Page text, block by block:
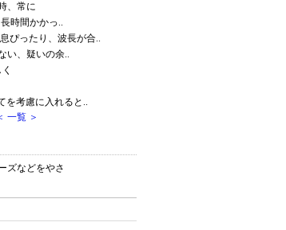
、常に
時間かかっ..
息ぴったり、波長が合..
い、疑いの余..
を考慮に入れると..
一覧 ＞
ズなどをやさ